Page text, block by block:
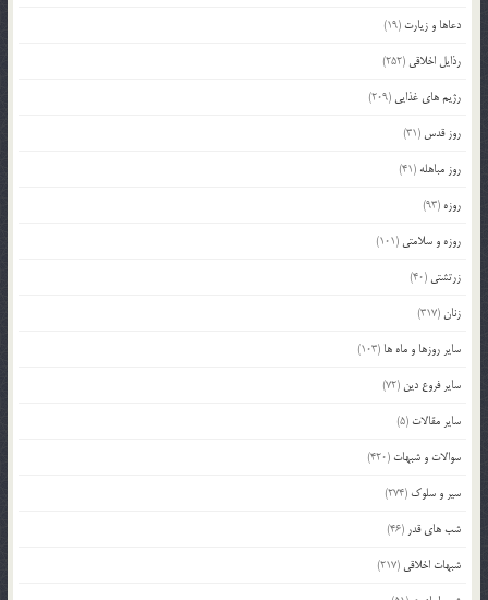
دعاها و زیارت (19)
رذایل اخلاقی (252)
رژیم های غذایی (209)
روز قدس (31)
روز مباهله (41)
روزه (93)
روزه و سلامتی (101)
زرتشتی (40)
زنان(317)
سایر روزها و ماه ها (103)
سایر فروع دین (72)
سایر مقالات (5)
سوالات و شبهات (420)
سیر و سلوک (274)
شب های قدر (46)
شبهات اخلاقی (217)